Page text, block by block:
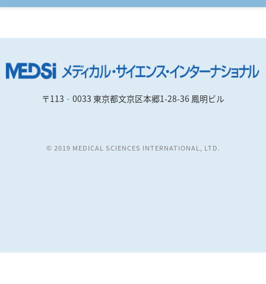
〒113‐0033 東京都文京区本郷1-28-36 鳳明ビル
© 2019 MEDICAL SCIENCES INTERNATIONAL, LTD.